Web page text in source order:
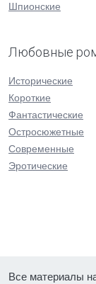
Шпионские
Любовные
Исторические
Короткие
Фантастические
Остросюжетные
Современные
Эротические
Все материалы